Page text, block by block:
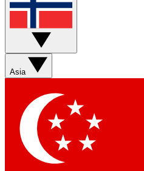
Asia